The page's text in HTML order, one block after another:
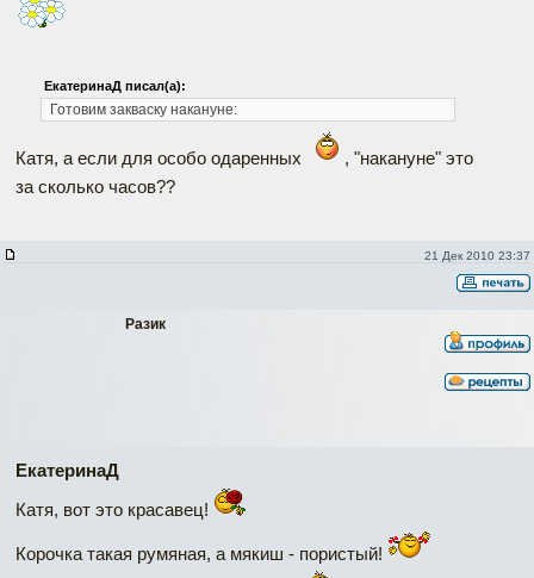
ЕкатеринаД писал(а):
Готовим закваску накануне:
Катя, а если для особо одаренных
, "накануне" это
за сколько часов??
21 Дек 2010 23:37
Разик
ЕкатеринаД
Катя, вот это красавец!
Корочка такая румяная, а мякиш - пористый!